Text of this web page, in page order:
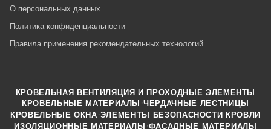
О персональных данных
Политика конфиденциальности
Правила применения рекомендательных технологий
КРОВЕЛЬНАЯ ВЕНТИЛЯЦИЯ И ПРОХОДНЫЕ ЭЛЕМЕНТЫ
КРОВЕЛЬНЫЕ МАТЕРИАЛЫ ·ЧЕРДАЧНЫЕ ЛЕСТНИЦЫ
КРОВЕЛЬНЫЕ ОКНА ·ЭЛЕМЕНТЫ БЕЗОПАСНОСТИ КРОВЛИ
ИЗОЛЯЦИОННЫЕ МАТЕРИАЛЫ ·ФАСАДНЫЕ МАТЕРИАЛЫ